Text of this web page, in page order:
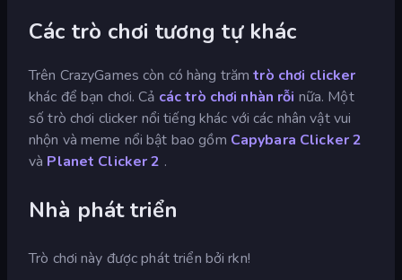
Các trò chơi tương tự khác
Trên CrazyGames còn có hàng trămtrò chơi clicker
khác để bạn chơi. Cả các trò chơi nhàn rỗi nữa. Một
số trò chơi clicker nổi tiếng khác với các nhân vật vui
nhộn và meme nổi bật bao gồm Capybara Clicker 2
và Planet Clicker 2 .
Nhà phát triển
Trò chơi này được phát triển bởi rkn!